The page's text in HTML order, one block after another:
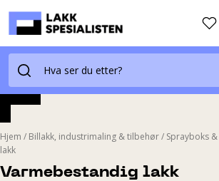
Skip
content
Varmebestandig lakk
Hjem / Billakk, industrimaling & tilbehør/ Sprayboks
lakk